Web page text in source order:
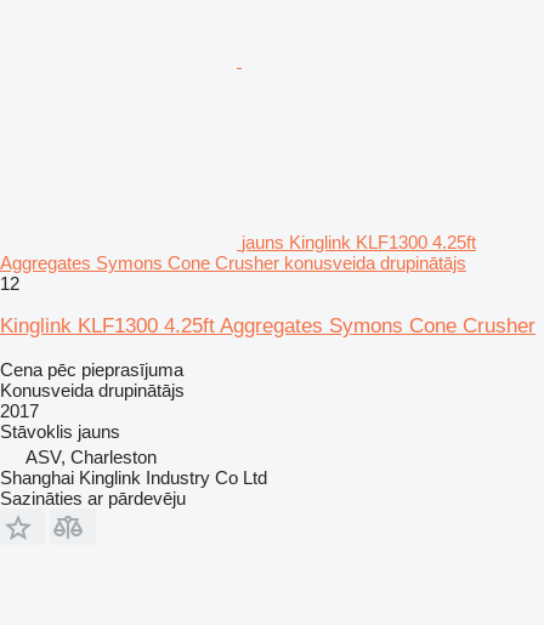
jauns Kinglink KLF1300 4.25ft
Aggregates Symons Cone Crusher konusveida drupinātājs
12
Kinglink KLF1300 4.25ft Aggregates Symons Cone Crusher
Cena pēc pieprasījuma
Konusveida drupinātājs
2017
Stāvoklis jauns
ASV, Charleston
Shanghai Kinglink Industry Co Ltd
Sazināties ar pārdevēju